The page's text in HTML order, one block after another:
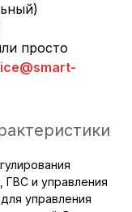
просто
ГВС и управления
управления